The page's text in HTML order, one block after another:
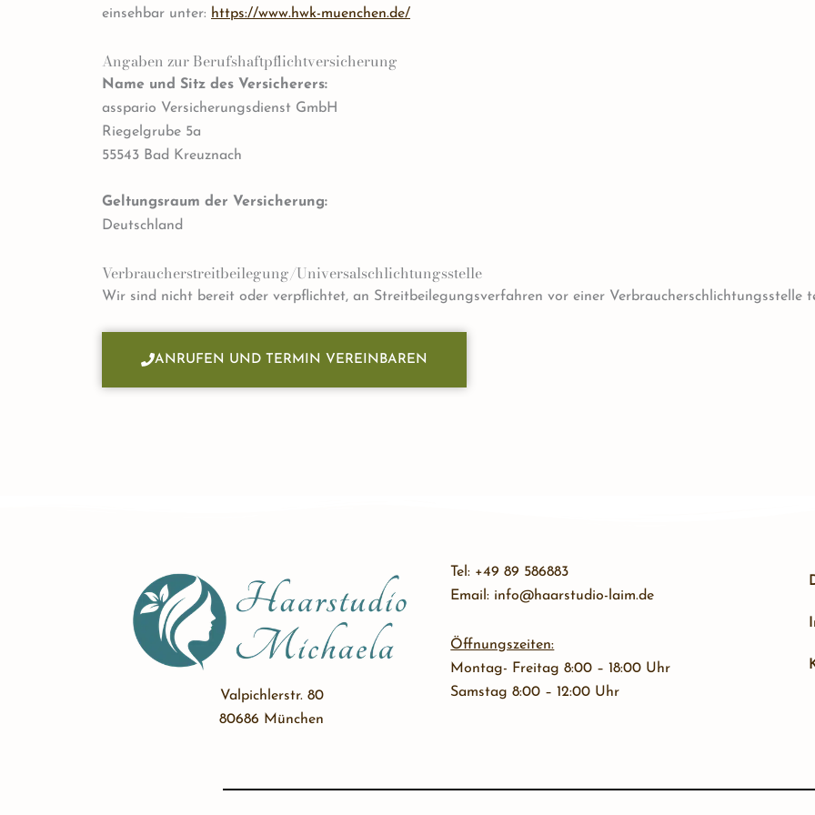
einsehbar unter: https://www.hwk-muenchen.de/
Angaben zur Berufs­haftpflicht­versicherung
Name und Sitz des Versicherers:
asspario Versicherungsdienst GmbH
Riegelgrube 5a
55543 Bad Kreuznach
Geltungsraum der Versicherung:
Deutschland
Verbraucher­streit­beilegung/Universal­schlichtungs­stelle
Wir sind nicht bereit oder verpflichtet, an Streitbeilegungsverfahren vor einer Verbraucherschlichtungsstelle
ANRUFEN UND TERMIN VEREINBAREN
Valpichlerstr. 80
80686 München
Tel: +49 89 586883
Email: info@haarstudio-laim.de
Öffnungszeiten:
Montag- Freitag 8:00 – 18:00 Uhr
Samstag 8:00 – 12:00 Uhr